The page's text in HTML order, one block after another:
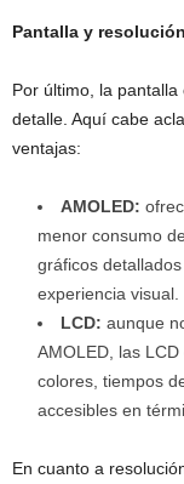
Pantalla y
Por último, la
detalle. Aquí cabe
ventajas:
AMOLED:
menor consumo
gráficos
experiencia visual.
LCD: aunque
AMOLED, las
colores, tiempos
accesibles en
En cuanto a